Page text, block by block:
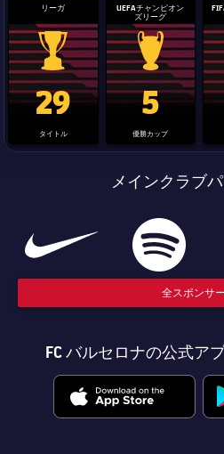
リーガ
La Liga trophy
29
タイトル
UEFAチャンピオン
ズリーグ
Champions
5
優勝カップ
メインクラブ
全スポンサ
FC バルセロナの公式ア